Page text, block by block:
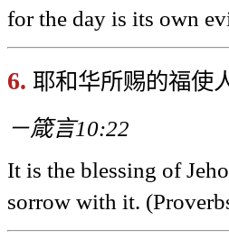
for the day is its own
6. 耶和华所赐的福使
－箴言10:22
It is the blessing of
sorrow with it.